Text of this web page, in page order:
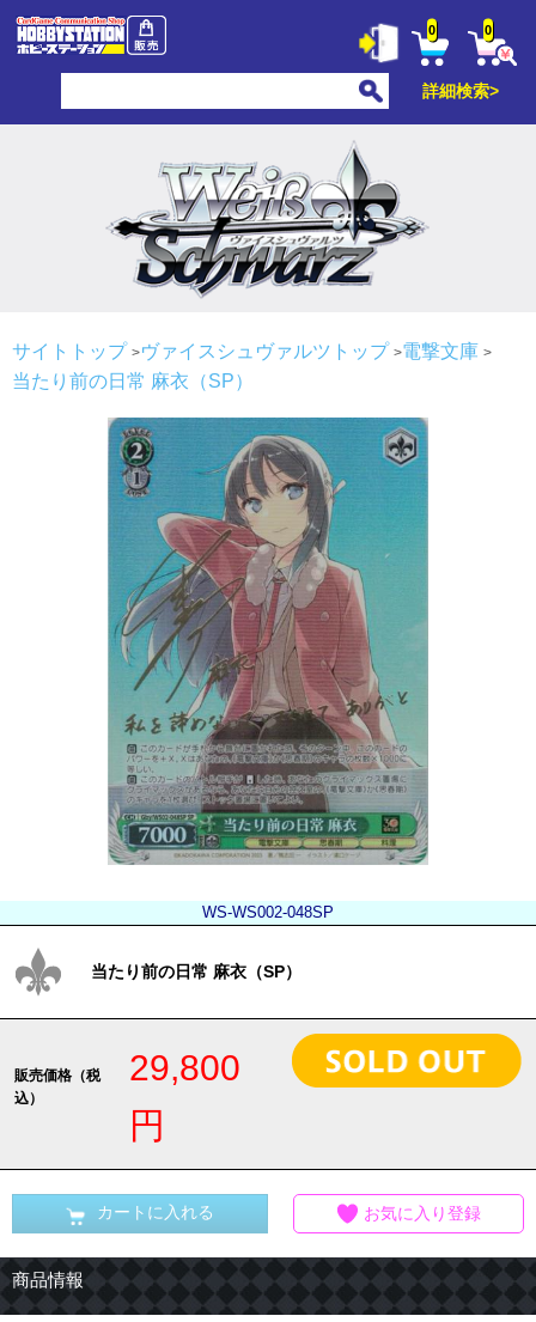
0 0
詳細検索>
サイトトップ ヴァイスシュヴァルツトップ
電撃文庫
当たり前の日常 麻衣（SP）
WS-WS002-048SP
当たり前の日常 麻衣（SP）
販売価格（税
込）
29,800
円
カートに入れる お気に入り登録
商品情報